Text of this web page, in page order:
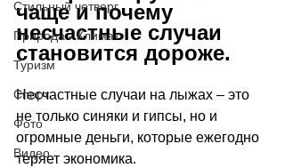
Стильный четверг
Природа - Климат
Туризм
Спорт
Фото
Видео
чаще и почему
несчастные случаи
становится дороже.
Несчастные случаи на лыжах – это
не только синяки и гипсы, но и
огромные деньги, которые ежегодно
теряет экономика.